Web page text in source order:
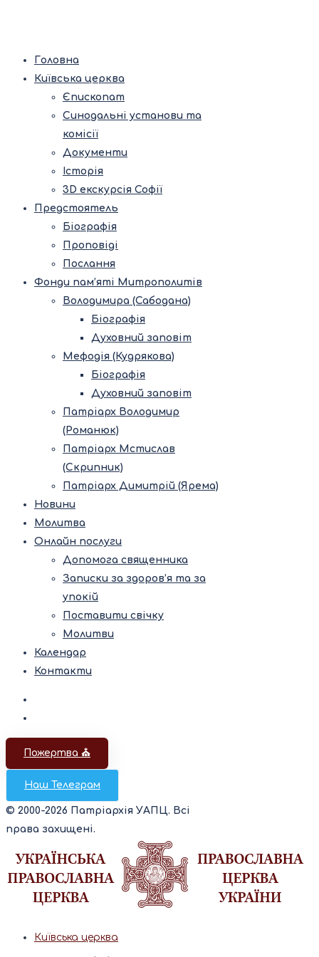
Головна
Київська церква
Єпископат
Синодальні установи та
комісії
Документи
Історія
3D екскурсія Софії
Предстоятель
Біографія
Проповіді
Послання
Фонди пам’яті Митрополитів
Володимира (Сабодана)
Біографія
Духовний заповіт
Мефодія (Кудрякова)
Біографія
Духовний заповіт
Патріарх Володимир
(Романюк)
Патріарх Мстислав
(Скрипник)
Патріарх Димитрій (Ярема)
Новини
Молитва
Онлайн послуги
Допомога священника
Записки за здоров’я та за
упокій
Поставити свічку
Молитви
Календар
Контакти
Пожертва ⛪️
Наш Телеграм
© 2000-2026 Патріархія УАПЦ. Всі
права захищені.
Київська церква